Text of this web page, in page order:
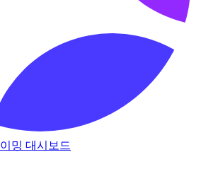
밍 대시보드